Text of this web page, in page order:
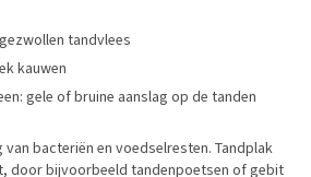
tandvlees
kauwen
gele of bruine aanslag op de tanden
van bacteriën en voedselresten. Tandplak
door bijvoorbeeld tandenpoetsen of gebit